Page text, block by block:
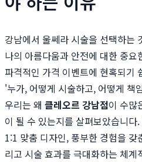
강남에서 울쎄라 시술을 선택하는
나의 아름다움과 안전에 대한 중
파격적인 가격 이벤트에 현혹되기
'누가, 어떻게 시술하고, 어떻게 책
우리는 왜 클레오르 강남점이 수많
이 될 수 있는지를 살펴보았습니
1:1 맞춤 디자인, 풍부한 경험을
리고 시술 효과를 극대화하는 체계